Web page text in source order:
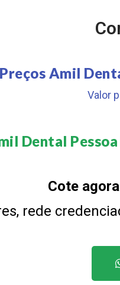
Preços Amil
Valor
Dental
Cote
rede